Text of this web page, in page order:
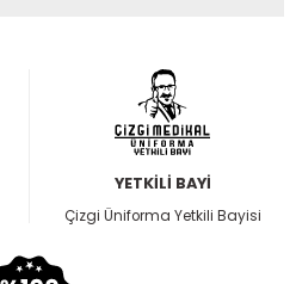
YETKİLİ BAYİ
Çizgi Üniforma Yetkili Bayisi